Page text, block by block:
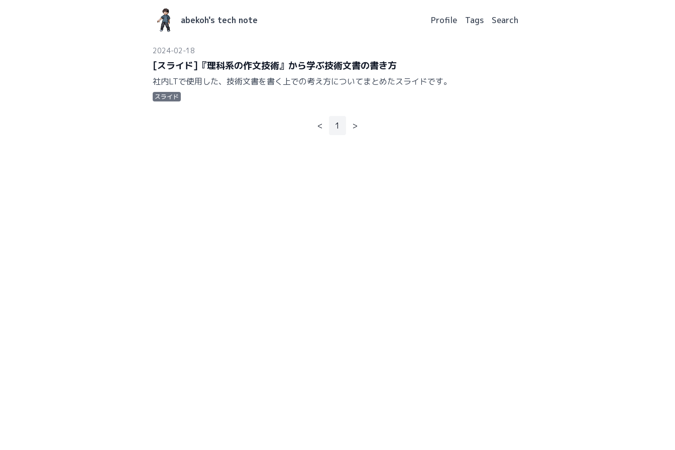
abekoh's tech note Profile Tags Search
2024-02-18
[スライド]『理科系の作文技術』から学ぶ技術文書の書き方
社内LTで使用した、技術文書を書く上での考え方についてまとめたスライドです。
スライド
< 1 >